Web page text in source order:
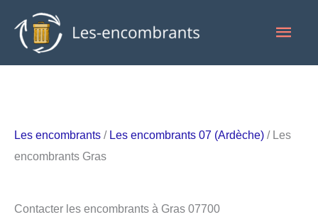
contenu
Les encombrants / Les encombrants 07 (Ardèche) / Les
encombrants Gras
Contacter les encombrants à Gras 07700